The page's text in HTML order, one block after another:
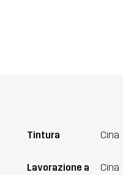
Tintura Cina
Lavorazione a
Cina